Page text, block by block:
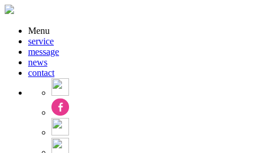
Menu
service
message
news
contact